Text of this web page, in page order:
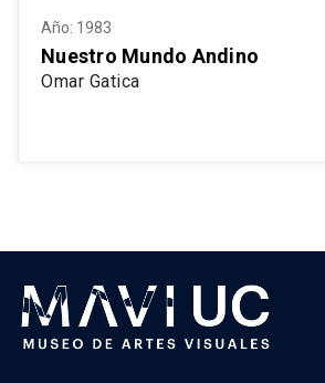
Año: 1983
Nuestro Mundo Andino
Omar Gatica